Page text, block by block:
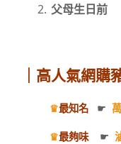
父母生日前
高人氣網購
♛最知名 ☛
♛最夠味☛